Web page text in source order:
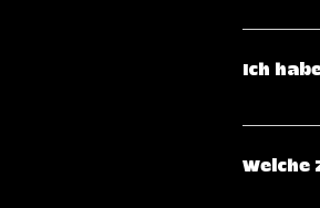
Sobald
nicht
Ich
Bei